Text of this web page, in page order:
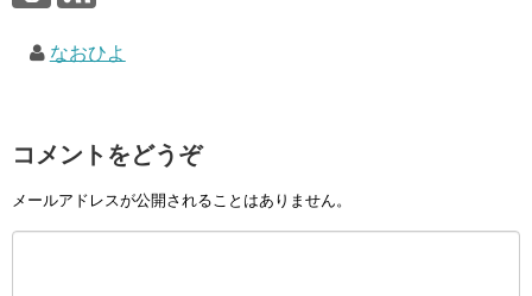
なおひよ
コメントをどうぞ
メールアドレスが公開されることはありません。